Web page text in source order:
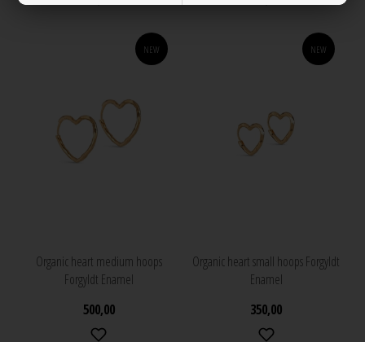
NEW
Organic heart medium hoops
Forgyldt Enamel
500,00
NEW
Organic heart small hoops Forgyldt
Enamel
350,00